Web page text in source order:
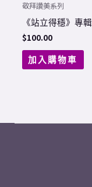
敬拜讚美系列
《站立得穩》專輯
$100.00
加入購物車